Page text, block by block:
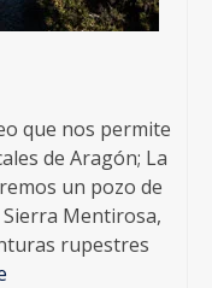
que nos permite
de Aragón; La
un pozo de
Mentirosa,
rupestres